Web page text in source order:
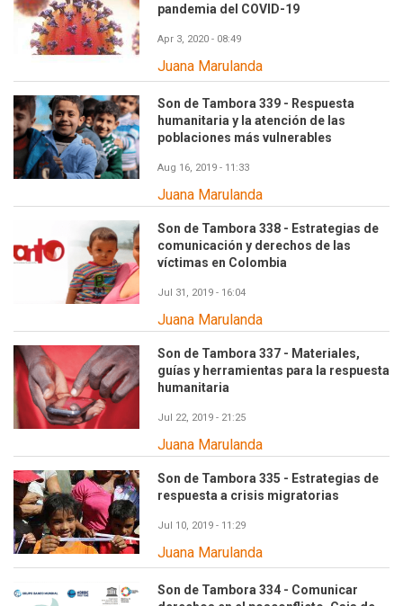
pandemia del COVID-19
Apr 3, 2020 - 08:49
Juana Marulanda
Son de Tambora 339 - Respuesta
humanitaria y la atención de las
poblaciones más vulnerables
Aug 16, 2019 - 11:33
Juana Marulanda
Son de Tambora 338 - Estrategias de
comunicación y derechos de las
víctimas en Colombia
Jul 31, 2019 - 16:04
Juana Marulanda
Son de Tambora 337 - Materiales,
guías y herramientas para la respuesta
humanitaria
Jul 22, 2019 - 21:25
Juana Marulanda
Son de Tambora 335 - Estrategias de
respuesta a crisis migratorias
Jul 10, 2019 - 11:29
Juana Marulanda
Son de Tambora 334 - Comunicar